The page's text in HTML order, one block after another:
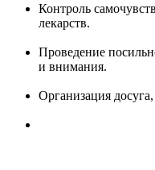
Контроль
лекарств.
Проведение
и внимания.
Организация